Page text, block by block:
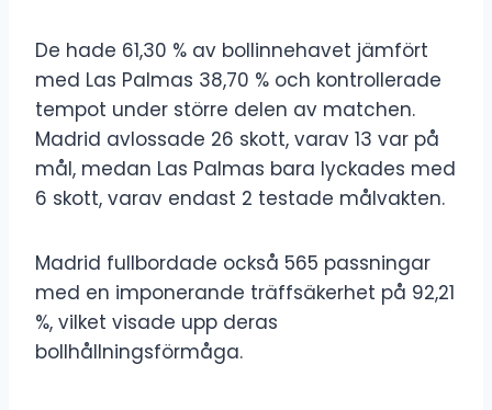
De hade 61,30 % av bollinnehavet jämfört
med Las Palmas 38,70 % och kontrollerade
tempot under större delen av matchen.
Madrid avlossade 26 skott, varav 13 var på
mål, medan Las Palmas bara lyckades med
6 skott, varav endast 2 testade målvakten.
Madrid fullbordade också 565 passningar
med en imponerande träffsäkerhet på 92,21
%, vilket visade upp deras
bollhållningsförmåga.